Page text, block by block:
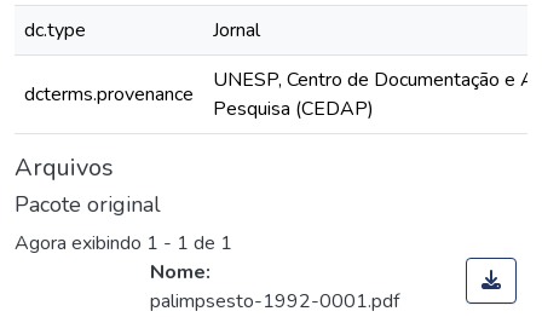
dc.type
Jornal
dcterms.provenance
UNESP, Centro de Documentação e
Pesquisa (CEDAP)
Arquivos
Pacote original
Agora exibindo 1 - 1 de 1
Nome:
palimpsesto-1992-0001.pdf